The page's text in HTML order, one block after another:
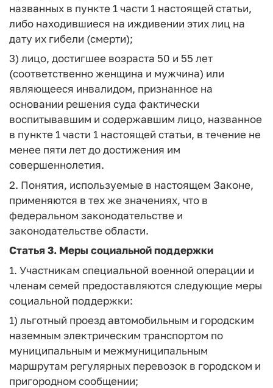
названных в пункте 1 части 1 настоящей статьи,
либо находившиеся на иждивении этих лиц на
дату их гибели (смерти);
3) лицо, достигшее возраста 50 и 55 лет
(соответственно женщина и мужчина) или
являющееся инвалидом, признанное на
основании решения суда фактически
воспитывавшим и содержавшим лицо, названное
в пункте 1 части 1 настоящей статьи, в течение не
менее пяти лет до достижения им
совершеннолетия.
2. Понятия, используемые в настоящем Законе,
применяются в тех же значениях, что в
федеральном законодательстве и
законодательстве области.
Статья 3. Меры социальной поддержки
1. Участникам специальной военной операции и
членам семей предоставляются следующие меры
социальной поддержки:
1) льготный проезд автомобильным и городским
наземным электрическим транспортом по
муниципальным и межмуниципальным
маршрутам регулярных перевозок в городском и
пригородном сообщении;